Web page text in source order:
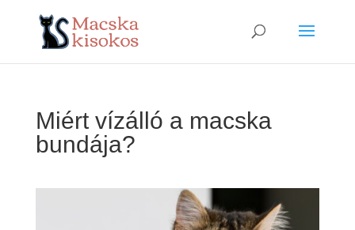
Miért vízálló a macska
bundája?